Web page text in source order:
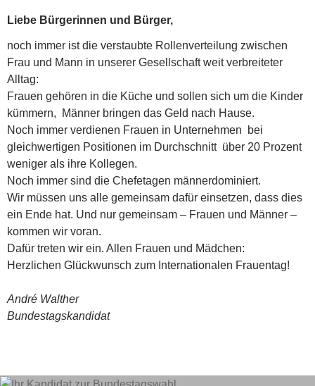
Liebe Bürgerinnen und Bürger,
noch immer ist die verstaubte Rollenverteilung zwischen
Frau und Mann in unserer Gesellschaft weit verbreiteter
Alltag:
Frauen gehören in die Küche und sollen sich um die Kinder
kümmern, Männer bringen das Geld nach Hause.
Noch immer verdienen Frauen in Unternehmen bei
gleichwertigen Positionen im Durchschnitt über 20 Prozent
weniger als ihre Kollegen.
Noch immer sind die Chefetagen männerdominiert.
Wir müssen uns alle gemeinsam dafür einsetzen, dass dies
ein Ende hat. Und nur gemeinsam – Frauen und Männer –
kommen wir voran.
Dafür treten wir ein. Allen Frauen und Mädchen:
Herzlichen Glückwunsch zum Internationalen Frauentag!
André Walther
Bundestagskandidat